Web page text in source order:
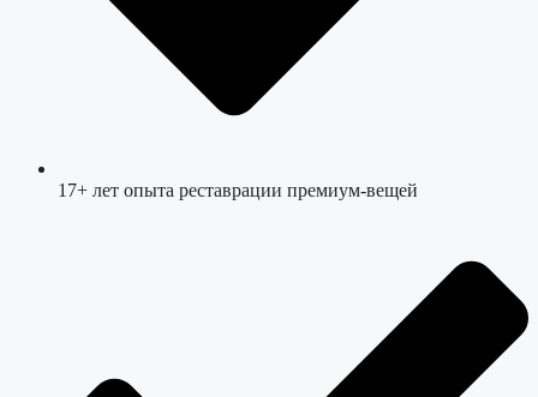
17+ лет опыта реставрации премиум-вещей